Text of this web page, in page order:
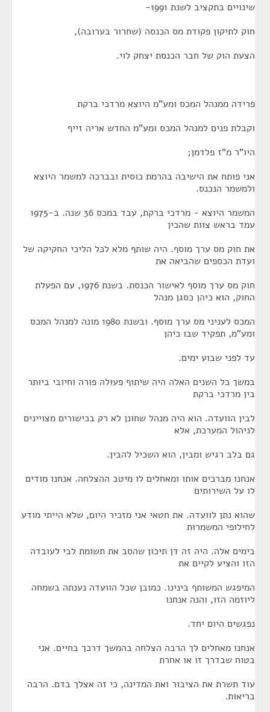
שינויים בתקציב לשנת 1991-
חוק לתיקון פקודת מס הכנסה (שחרור בערובה),
הצעת הוק של חבר הכנסת יצחק לוי.
פרידה ממנהל המכס ומע"מ היוצא מרדכי ברקת
וקבלת פנים למנהל המכס ומע"מ החדש אריה זייף
היו"ר מ"ז פלדמן;
אני פותח את הישיבה בהרמת כוסית ובברכה למשמר היוצא
ולמשמר הנכנס.
המשמר היוצא - מרדכי ברקת, עבד במכס 36 שנה. ב-1975
עמד בראש צוות שהכין
את חוק מס ערך מוסף. היה שותף מלא לכל הליכי החקיקה של
ועדת הכספים שהביאה את
חוק מס ערך מוסף לאישור הכנסת. בשנת 1976, עם הפעלת
החוק, הוא כיהן כסגן מנהל
המכס לעניני מס ערך מוסף. ובשנת 1980 מונה למנהל המכס
ומע"מ, תפקיד שבו כיהן
עד לפני שבוע ימים.
במשך כל השנים האלה היה שיתוף פעולה פורה וחיובי ביותר
בין מרדכי ברקת
לבין הוועדה. הוא היה מנהל שחונן לא רק בכישורים מצויינים
לניהול המערכת, אלא
גם בלב רגיש ומבין, הוא השכיל להבין.
אנחנו מברכים אותו ומאחלים לו מיטב ההצלחה. אנחנו מודים
לו על השירותים
שהוא נתן לוועדה. את חטאי אני מזכיר היום, שלא הייתי מודע
לחילופי המשמרות
בימים אלה. היה זה דן תיכון שהסב את תשומת לבי לעובדה
הזו והציע לקיים את
המיפגש המשותף בינינו. כמובן שכל הוועדה נענתה בשמחה
ליוזמה הזו, והנה אנחנו
נפגשים היום יחד.
אנחנו מאחלים לך הרבה הצלחה בהמשך דרכך בחיים. אני
בטוח שבדרך זו או אחרת
עוד תשרת את הציבור ואת המדינה, כי זה אצלך בדם. הרבה
בריאות.